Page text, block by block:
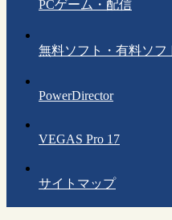
PCゲーム・配信
無料ソフト・有料ソフ
PowerDirector
VEGAS Pro 17
サイトマップ